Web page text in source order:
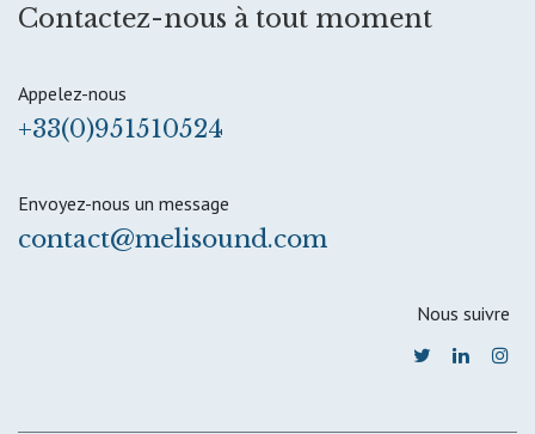
Contactez-nous à tout moment
Appelez-nous
+33(0)951510524
Envoyez-nous un message
contact@melisound.com
Nous suivre